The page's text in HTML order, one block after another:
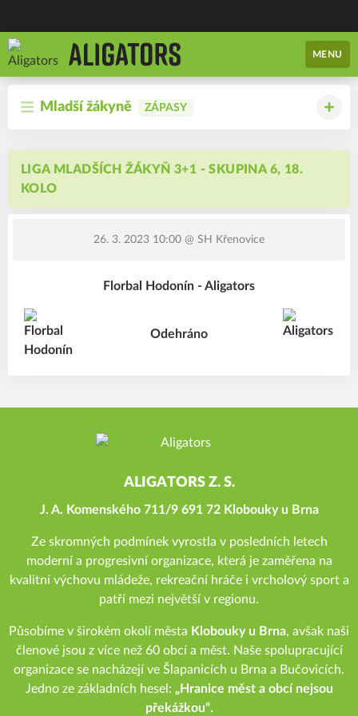
MENU
Mladší žákyně ZÁPASY
LIGA MLADŠÍCH ŽÁKYŇ 3+1 - SKUPINA 6, 18.
KOLO
26. 3. 2023 10:00 @ SH Křenovice
Florbal Hodonín - Aligators
Odehráno
ALIGATORS Z. S.
J. A. Komenského 711/9 691 72 Klobouky u Brna
Ze skromných podmínek vyrostla v posledních letech
moderní a progresivní organizace, která je zaměřena na
kvalitní výchovu mládeže, rekreační hráče i vrcholový sport a
patří mezi největší v regionu.
Působíme v širokém okolí města Klobouky u Brna, avšak naši
členové jsou z více než 60 obcí a měst. Naše spolupracující
organizace se nacházejí ve Šlapanicích u Brna a Bučovicích.
Jedno ze základních hesel: „Hranice měst a obcí nejsou
překážkou“.